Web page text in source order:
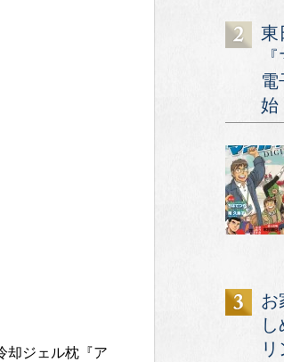
却ジェル枕『ア
東
電
始
お